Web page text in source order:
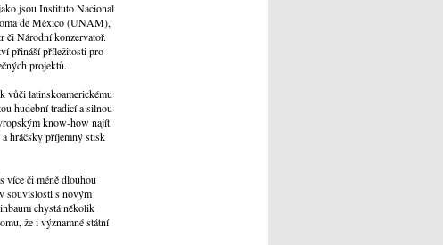
jsou Instituto Nacional
de México (UNAM),
Národní konzervatoř.
přináší příležitosti pro
projektů.
vůči latinskoamerickému
hudební tradicí a silnou
know-how najít
hráčsky příjemný stisk
více či méně dlouhou
souvislosti s novým
chystá několik
že i významné státní